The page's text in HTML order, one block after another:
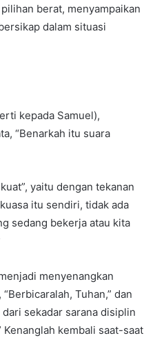
berat, menyampaikan
dalam situasi
kepada Samuel),
“Benarkah itu suara
yaitu dengan tekanan
itu sendiri, tidak ada
sedang bekerja atau kita
menyenangkan
Tuhan,” dan
sekadar sarana disiplin
kembali saat-saat